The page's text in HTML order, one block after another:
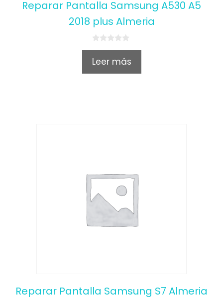
Reparar Pantalla Samsung A530 A5
2018 plus Almeria
0
u
Leer más
Reparar Pantalla Samsung S7 Almeria